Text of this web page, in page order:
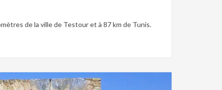
de la ville de Testour et à 87 km de Tunis.